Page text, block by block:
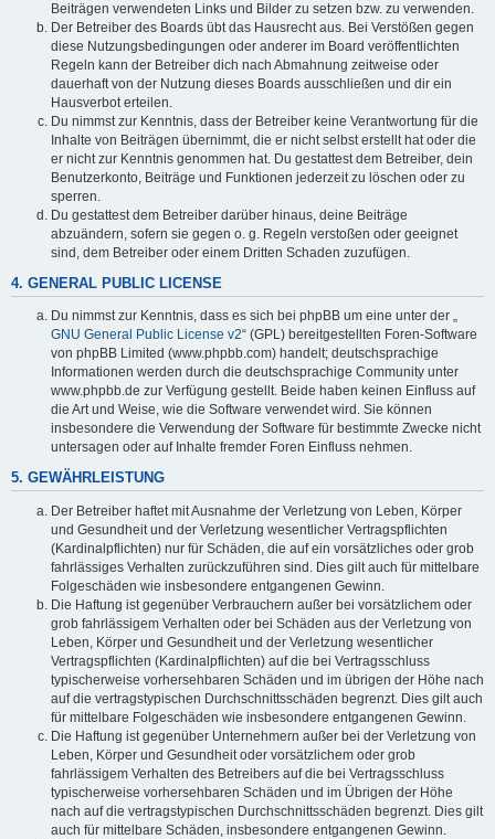
Beiträgen verwendeten Links und Bilder zu setzen bzw. zu verwenden.
Der Betreiber des Boards übt das Hausrecht aus. Bei Verstößen gegen
diese Nutzungsbedingungen oder anderer im Board veröffentlichten
Regeln kann der Betreiber dich nach Abmahnung zeitweise oder
dauerhaft von der Nutzung dieses Boards ausschließen und dir ein
Hausverbot erteilen.
Du nimmst zur Kenntnis, dass der Betreiber keine Verantwortung für die
Inhalte von Beiträgen übernimmt, die er nicht selbst erstellt hat oder die
er nicht zur Kenntnis genommen hat. Du gestattest dem Betreiber, dein
Benutzerkonto, Beiträge und Funktionen jederzeit zu löschen oder zu
sperren.
Du gestattest dem Betreiber darüber hinaus, deine Beiträge
abzuändern, sofern sie gegen o. g. Regeln verstoßen oder geeignet
sind, dem Betreiber oder einem Dritten Schaden zuzufügen.
4. GENERAL PUBLIC LICENSE
Du nimmst zur Kenntnis, dass es sich bei phpBB um eine unter der „
GNU General Public License v2“ (GPL) bereitgestellten Foren-Software
von phpBB Limited (www.phpbb.com) handelt; deutschsprachige
Informationen werden durch die deutschsprachige Community unter
www.phpbb.de zur Verfügung gestellt. Beide haben keinen Einfluss auf
die Art und Weise, wie die Software verwendet wird. Sie können
insbesondere die Verwendung der Software für bestimmte Zwecke nicht
untersagen oder auf Inhalte fremder Foren Einfluss nehmen.
5. GEWÄHRLEISTUNG
Der Betreiber haftet mit Ausnahme der Verletzung von Leben, Körper
und Gesundheit und der Verletzung wesentlicher Vertragspflichten
(Kardinalpflichten) nur für Schäden, die auf ein vorsätzliches oder grob
fahrlässiges Verhalten zurückzuführen sind. Dies gilt auch für mittelbare
Folgeschäden wie insbesondere entgangenen Gewinn.
Die Haftung ist gegenüber Verbrauchern außer bei vorsätzlichem oder
grob fahrlässigem Verhalten oder bei Schäden aus der Verletzung von
Leben, Körper und Gesundheit und der Verletzung wesentlicher
Vertragspflichten (Kardinalpflichten) auf die bei Vertragsschluss
typischerweise vorhersehbaren Schäden und im übrigen der Höhe nach
auf die vertragstypischen Durchschnittsschäden begrenzt. Dies gilt auch
für mittelbare Folgeschäden wie insbesondere entgangenen Gewinn.
Die Haftung ist gegenüber Unternehmern außer bei der Verletzung von
Leben, Körper und Gesundheit oder vorsätzlichem oder grob
fahrlässigem Verhalten des Betreibers auf die bei Vertragsschluss
typischerweise vorhersehbaren Schäden und im Übrigen der Höhe
nach auf die vertragstypischen Durchschnittsschäden begrenzt. Dies gilt
auch für mittelbare Schäden, insbesondere entgangenen Gewinn.